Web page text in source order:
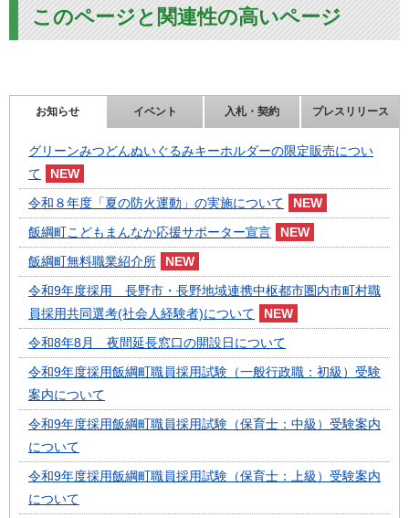
このページと関連性の高いページ
お知らせ イベント 入札・契約 プレスリリース
グリーンみつどんぬいぐるみキーホルダーの限定販売につい
て
令和８年度「夏の防火運動」の実施について
飯綱町こどもまんなか応援サポーター宣言
飯綱町無料職業紹介所
令和9年度採用 長野市・長野地域連携中枢都市圏内市町村職
員採用共同選考(社会人経験者)について
令和8年8月 夜間延長窓口の開設日について
令和9年度採用飯綱町職員採用試験（一般行政職：初級）受験
案内について
令和9年度採用飯綱町職員採用試験（保育士：中級）受験案内
について
令和9年度採用飯綱町職員採用試験（保育士：上級）受験案内
について